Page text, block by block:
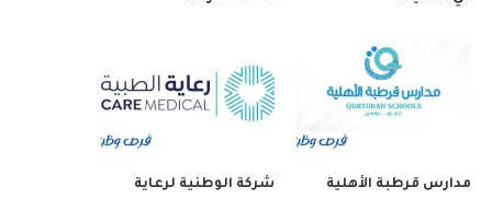
مدارس قرطبة الأهلية شركة الوطنية لرعاية